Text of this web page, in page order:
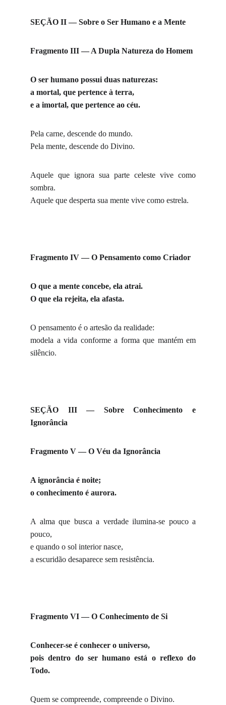
SEÇÃO II — Sobre o Ser Humano e a Mente
Fragmento III — A Dupla Natureza do Homem
O ser humano possui duas naturezas:
a mortal, que pertence à terra,
e a imortal, que pertence ao céu.
Pela carne, descende do mundo.
Pela mente, descende do Divino.
Aquele que ignora sua parte celeste vive como
sombra.
Aquele que desperta sua mente vive como estrela.
Fragmento IV — O Pensamento como Criador
O que a mente concebe, ela atrai.
O que ela rejeita, ela afasta.
O pensamento é o artesão da realidade:
modela a vida conforme a forma que mantém em
silêncio.
SEÇÃO III — Sobre Conhecimento e
Ignorância
Fragmento V — O Véu da Ignorância
A ignorância é noite;
o conhecimento é aurora.
A alma que busca a verdade ilumina-se pouco a
pouco,
e quando o sol interior nasce,
a escuridão desaparece sem resistência.
Fragmento VI — O Conhecimento de Si
Conhecer-se é conhecer o universo,
pois dentro do ser humano está o reflexo do
Todo.
Quem se compreende, compreende o Divino.